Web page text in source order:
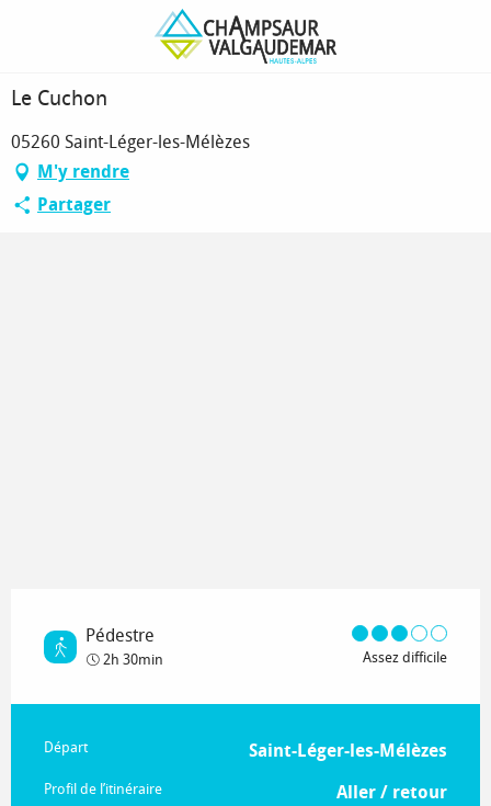
principal
Le Cuchon
Le Cuchon
05260 Saint-Léger-les-Mélèzes
M'y rendre
Partager
Pédestre
2h 30min Assez difficile
Informations pratiques
Départ Saint-Léger-les-Mélèzes
Profil de l’itinéraire Aller / retour